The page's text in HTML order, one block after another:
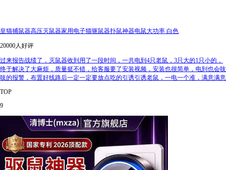
皇猫捕鼠器高压灭鼠器家用电子猫驱鼠器扑鼠神器电鼠大功率 白色
20000人好评
过来报告战绩了，灭鼠器收到用了一段时间，一共电到4只老鼠，3只大的1只小的，
终于解决了大麻烦，质量挺不错，给客服要了安装视频，安装也很简单，电到也会吱
吱的报警，布置好线路后一定一定要放点吃的引诱引诱老鼠，一电一个准，满意满意
TOP
9